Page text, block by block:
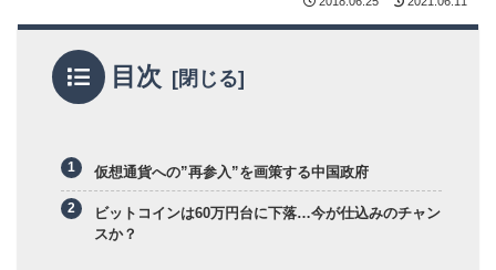
目次
仮想通貨への”再参入”を画策する中国政府
ビットコインは60万円台に下落…今が仕込みのチャン
スか？